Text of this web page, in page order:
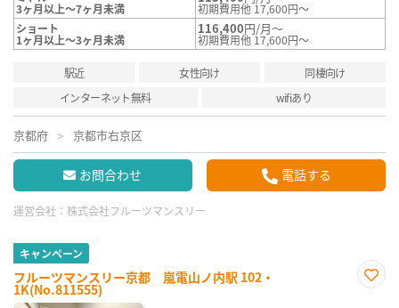
3ヶ月以上～7ヶ月未満
初期費用他 17,600円～
ショート
1ヶ月以上～3ヶ月未満
116,400円/月～
初期費用他 17,600円～
駅近 女性向け
同棲向け
インターネット無料
wifiあり
京都府 京都市右京区
お問合わせ 電話する
運営会社： 株式会社フルーツマンスリー
キャンペーン
フルーツマンスリー京都 嵐電山ノ内駅 102・
1K(No.811555)